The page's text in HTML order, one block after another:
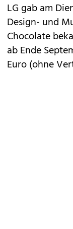
LG gab am
Design- und
Chocolate
ab Ende
Euro (ohne